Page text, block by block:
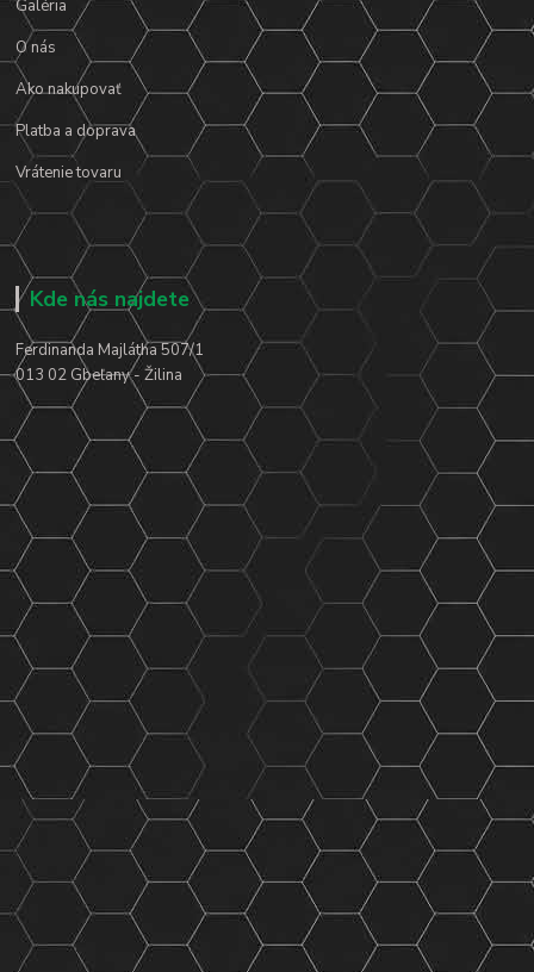
Galéria
O nás
Ako nakupovať
Platba a doprava
Vrátenie tovaru
Kde nás najdete
Ferdinanda Majlátha 507/1
013 02 Gbeľany - Žilina